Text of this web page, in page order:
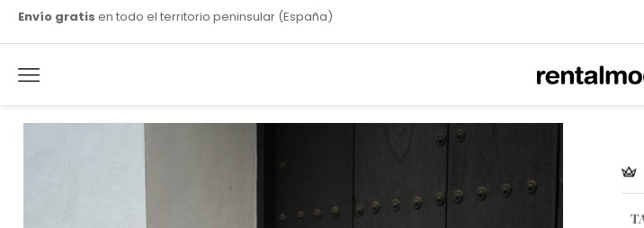
Envío gratis en todo el territorio peninsular (España)